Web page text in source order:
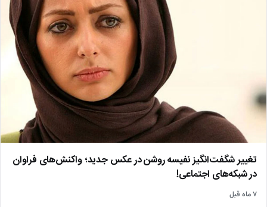
تغییر شگفت‌انگیز نفیسه روشن در عکس جدید؛ واکنش‌های فراوان
در شبکه‌های اجتماعی!
۷ ماه قبل